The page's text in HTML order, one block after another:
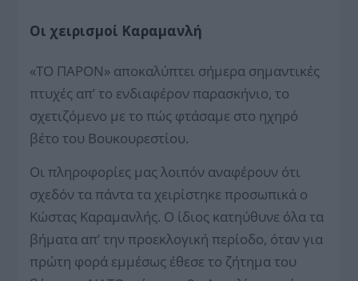
Οι χειρισμοί Καραμανλή
«ΤΟ ΠΑΡΟΝ» αποκαλύπτει σήμερα σημαντικές
πτυχές απ’ το ενδιαφέρον παρασκήνιο, το
σχετιζόμενο με το πώς φτάσαμε στο ηχηρό
βέτο του Βουκουρεστίου.
Οι πληροφορίες μας λοιπόν αναφέρουν ότι
σχεδόν τα πάντα τα χειρίστηκε προσωπικά ο
Κώστας Καραμανλής. Ο ίδιος κατηύθυνε όλα τα
βήματα απ’ την προεκλογική περίοδο, όταν για
πρώτη φορά εμμέσως έθεσε το ζήτημα του